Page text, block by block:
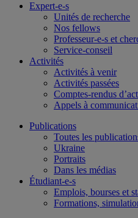
Expert-e-s
Unités de recherche
Nos fellows
Professeur-e-s et
Service-conseil
Activités
Activités à venir
Activités passées
Comptes-rendus
Appels à
Publications
Toutes les
Ukraine
Portraits
Dans les médias
Étudiant-e-s
Emplois, bourses et
Formations,